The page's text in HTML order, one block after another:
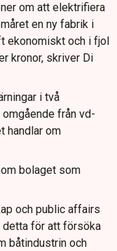
om att elektrifiera
en ny fabrik i
ekonomiskt och i fjol
kronor, skriver Di
i två
från vd-
handlar om
bolaget som
och public affairs
detta för att försöka
båtindustrin och